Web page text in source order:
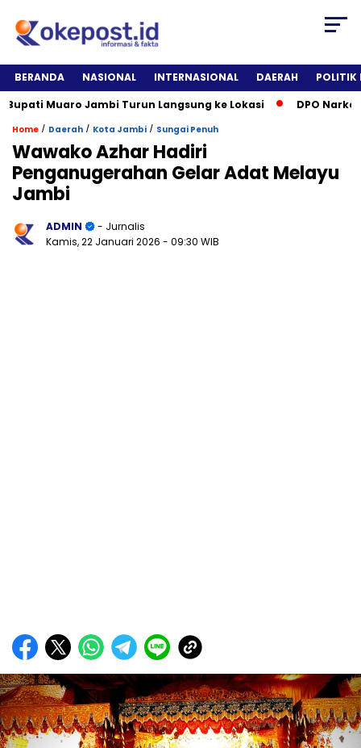
BERANDA NASIONAL INTERNASIONAL DAERAH
POLITIK
Muaro Jambi Turun Langsung ke Lokasi
DPO
Home / Daerah / Kota Jambi / Sungai Penuh
Wawako Azhar Hadiri
Penganugerahan Gelar Adat Melayu
Jambi
ADMIN
- Jurnalis
Kamis, 22 Januari 2026 - 09:30 WIB